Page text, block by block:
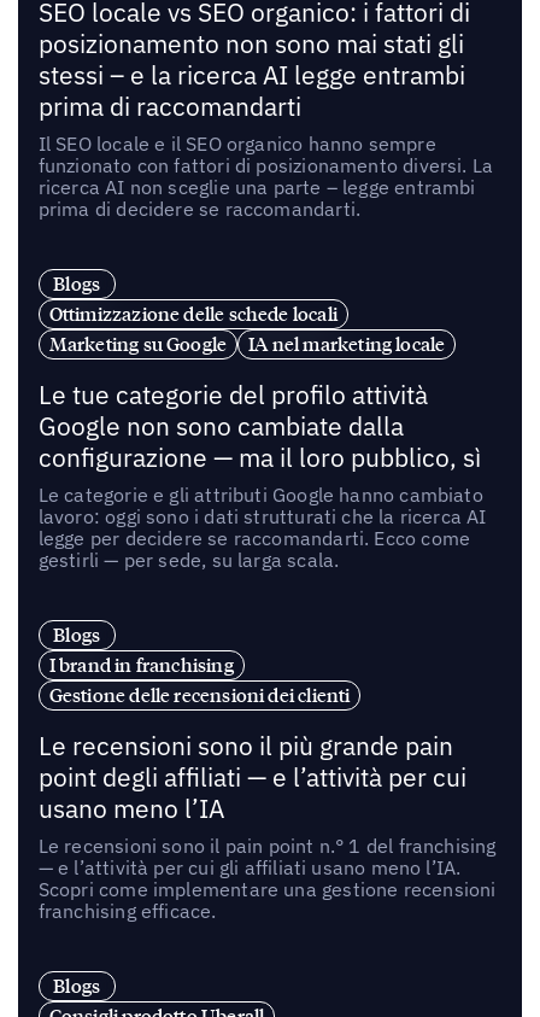
SEO locale vs SEO organico: i fattori di
posizionamento non sono mai stati gli
stessi – e la ricerca AI legge entrambi
prima di raccomandarti
Il SEO locale e il SEO organico hanno sempre
funzionato con fattori di posizionamento diversi. La
ricerca AI non sceglie una parte – legge entrambi
prima di decidere se raccomandarti.
Blogs
Ottimizzazione delle schede locali
Marketing su Google
IA nel marketing locale
Le tue categorie del profilo attività
Google non sono cambiate dalla
configurazione — ma il loro pubblico, sì
Le categorie e gli attributi Google hanno cambiato
lavoro: oggi sono i dati strutturati che la ricerca AI
legge per decidere se raccomandarti. Ecco come
gestirli — per sede, su larga scala.
Blogs
I brand in franchising
Gestione delle recensioni dei clienti
Le recensioni sono il più grande pain
point degli affiliati — e l’attività per cui
usano meno l’IA
Le recensioni sono il pain point n.° 1 del franchising
— e l’attività per cui gli affiliati usano meno l’IA.
Scopri come implementare una gestione recensioni
franchising efficace.
Blogs